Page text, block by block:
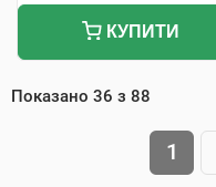
КУПИТИ
Показано 36 з 88
1